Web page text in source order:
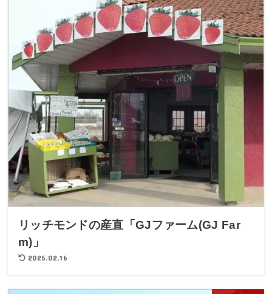
リッチモンドの産直「GJファーム(GJ Far
m)」
2025.02.16